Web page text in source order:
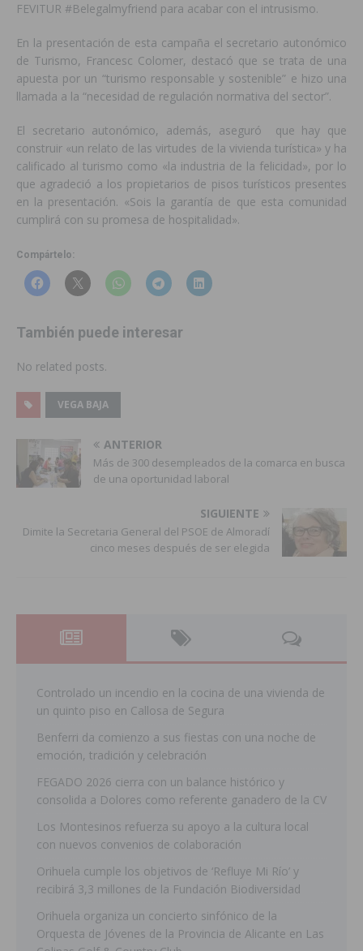
FEVITUR #Belegalmyfriend para acabar con el intrusismo.
En la presentación de esta campaña el secretario autonómico
de Turismo, Francesc Colomer, destacó que se trata de una
apuesta por un “turismo responsable y sostenible” e hizo una
llamada a la “necesidad de regulación normativa del sector”.
El secretario autonómico, además, aseguró que hay que
construir «un relato de las virtudes de la vivienda turística» y ha
calificado al turismo como «la industria de la felicidad», por lo
que agradeció a los propietarios de pisos turísticos presentes
en la presentación. «Sois la garantía de que esta comunidad
cumplirá con su promesa de hospitalidad».
Compártelo:
También puede interesar
No related posts.
VEGA BAJA
ANTERIOR
Más de 300 desempleados de la comarca en busca
de una oportunidad laboral
SIGUIENTE
Dimite la Secretaria General del PSOE de Almoradí
cinco meses después de ser elegida
Controlado un incendio en la cocina de una vivienda de
un quinto piso en Callosa de Segura
Benferri da comienzo a sus fiestas con una noche de
emoción, tradición y celebración
FEGADO 2026 cierra con un balance histórico y
consolida a Dolores como referente ganadero de la CV
Los Montesinos refuerza su apoyo a la cultura local
con nuevos convenios de colaboración
Orihuela cumple los objetivos de ‘Refluye Mi Río’ y
recibirá 3,3 millones de la Fundación Biodiversidad
Orihuela organiza un concierto sinfónico de la
Orquesta de Jóvenes de la Provincia de Alicante en Las